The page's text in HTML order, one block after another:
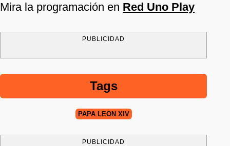
Mira la programación en Red Uno Play
PUBLICIDAD
Tags
PAPA LEÓN XIV
PUBLICIDAD